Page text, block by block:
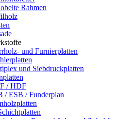
Rahmen
und Furnierplatten
und Siebdruckplatten
/ HDF
/ ESB / Funderplan